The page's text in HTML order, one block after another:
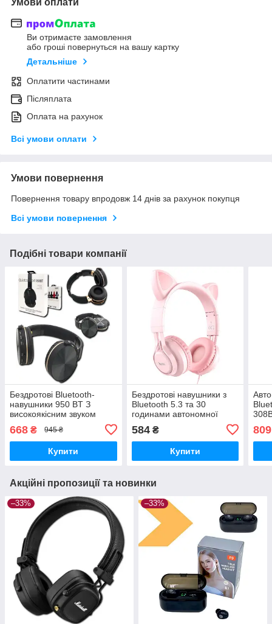
Ви отримаєте замовлення
або гроші повернуться на вашу картку
Детальніше
Оплатити частинами
Післяплата
Оплата на рахунок
Всі умови оплати
Умови повернення
Повернення товару впродовж 14 днів за рахунок покупця
Всі умови повернення
Подібні товари компанії
Бездротові Bluetooth-
навушники 950 BT З
високоякісним звуком
XPRO Червоний (41175-
950 BT_277)
668 ₴ 945 ₴
Купити
Бездротові навушники з
Bluetooth 5.3 та 30
годинами автономної
роботи XPRO W36 (38224-
01_346)
584₴
Купити
809
Акційні пропозиції та новинки
–33% –33%